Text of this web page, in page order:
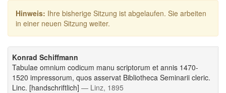
Hinweis: Ihre bisherige Sitzung ist abgelaufen. Sie arbeiten
in einer neuen Sitzung weiter.
Konrad Schiffmann
Tabulae omnium codicum manu scriptorum et annis 1470-
1520 impressorum, quos asservat Bibliotheca Seminarii cleric.
Linc. [handschriftlich] — Linz, 1895